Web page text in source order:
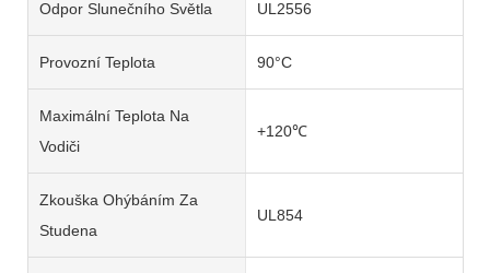
Odpor Slunečního Světla UL2556
Provozní Teplota 90°C
Maximální Teplota Na
Vodiči
+120℃
Zkouška Ohýbáním Za
Studena
UL854